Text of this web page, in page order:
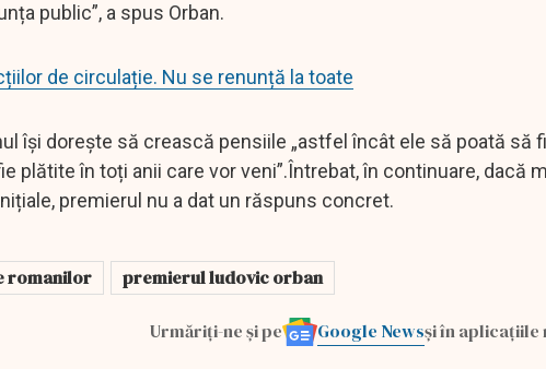
public”, a spus Orban.
de circulație. Nu se renunță la toate
își dorește să crească pensiile „astfel încât ele să poată să
plătite în toți anii care vor veni”.Întrebat, în continuare, dacă
premierul nu a dat un răspuns concret.
romanilor premierul ludovic orban
Urmăriți-ne și pe Google Newsși în aplicațiile